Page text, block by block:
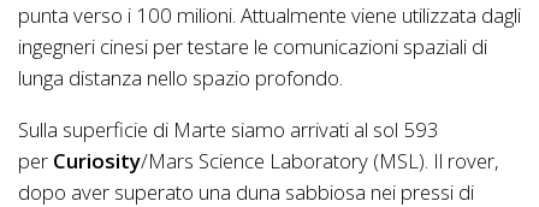
punta verso i 100 milioni. Attualmente viene utilizzata dagli
ingegneri cinesi per testare le comunicazioni spaziali di
lunga distanza nello spazio profondo.
Sulla superficie di Marte siamo arrivati al sol 593
per Curiosity/Mars Science Laboratory (MSL). Il rover,
dopo aver superato una duna sabbiosa nei pressi di